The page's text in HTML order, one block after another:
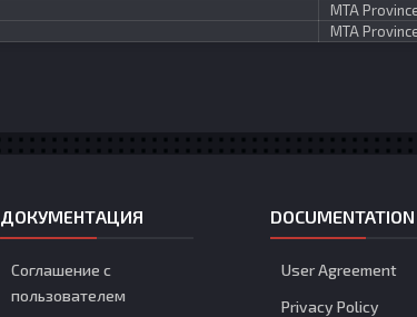
MTA
MTA
ДОКУМЕНТАЦИЯ
Соглашение с
пользователем
DOCUMENTATION
User Agreement
Privacy Policy